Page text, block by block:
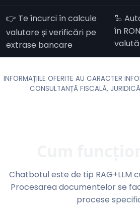
👉 Te încurci în calcule
valutare și verificări pe
extrase bancare
🦾
în
valută
INFORMAȚIILE OFERITE AU CARACTER
CONSULTANȚĂ FISCALĂ,
Chatbotul este de tip RAG+LLM
Procesarea documentelor se
procese